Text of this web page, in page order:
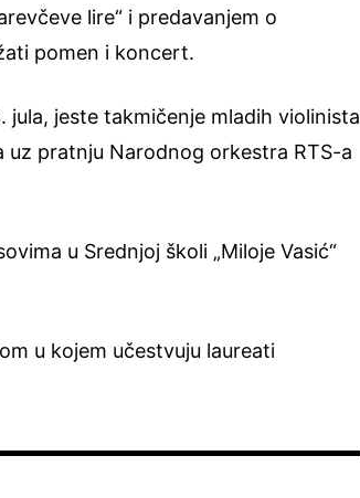
lire“ i predavanjem o
pomen i koncert.
jula, jeste takmičenje mladih violinista
uz pratnju Narodnog orkestra RTS-a
u Srednjoj školi „Miloje Vasić“
u kojem učestvuju laureati